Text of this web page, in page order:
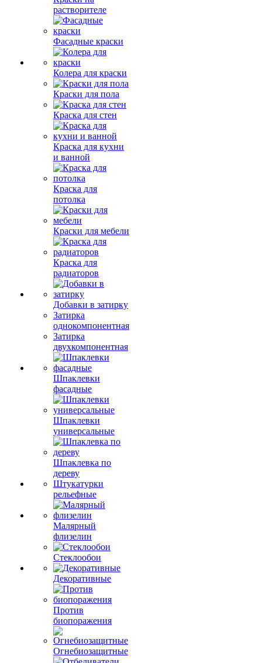
растворителе
Фасадные краски
Колера для краски
Краски для пола
Краска для стен
Краска для кухни
и ванной
Краска для
потолка
Краски для мебели
Краска для
радиаторов
Добавки в затирку
Затирка
однокомпонентная
Затирка
двухкомпонентная
Шпаклевки
фасадные
Шпаклевки
универсальные
Шпаклевка по
дереву
Штукатурки
рельефные
Малярный
флизелин
Стеклообои
Декоративные
Против
биопоражения
Огнебиозащитные